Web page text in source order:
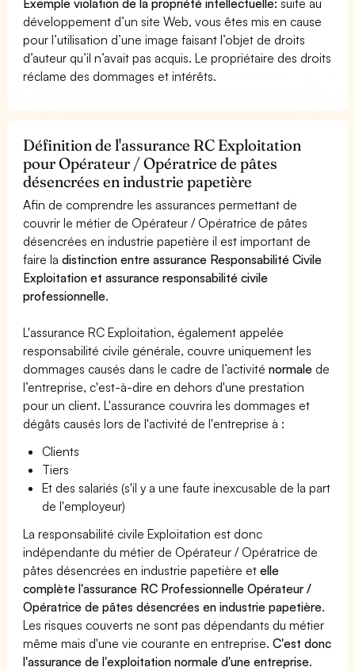
développement d’un site Web, vous êtes mis en cause
pour l’utilisation d’une image faisant l’objet de droits
d’auteur qu’il n’avait pas acquis. Le propriétaire des droits
réclame des dommages et intérêts.
Définition de l'assurance RC Exploitation
pour Opérateur / Opératrice de pâtes
désencrées en industrie papetière
Afin de comprendre les assurances permettant de
couvrir le métier de Opérateur / Opératrice de pâtes
désencrées en industrie papetière il est important de
faire ladistinction entre assurance Responsabilité Civile
Exploitation et assurance responsabilité civile
professionnelle.
L'assurance RC Exploitation, également appelée
responsabilité civile générale, couvre uniquement les
dommages causés dans le cadre de l’activiténormale de
l’entreprise, c'est-à-dire en dehors d'une prestation
pour un client. L'assurance couvrira les dommages et
dégâts causés lors de l'activité de l'entreprise à :
Clients
Tiers
Et des salariés (s'il y a une faute inexcusable de la part
de l'employeur)
La responsabilité civile Exploitation est donc
indépendante du métier de Opérateur / Opératrice de
pâtes désencrées en industrie papetière etelle
complète l'assurance RC Professionnelle Opérateur /
Opératrice de pâtes désencrées en industrie papetière.
Les risques couverts ne sont pas dépendants du métier
même mais d'une vie courante en entreprise.C'est donc
l'assurance de l'exploitation normale d'une entreprise.